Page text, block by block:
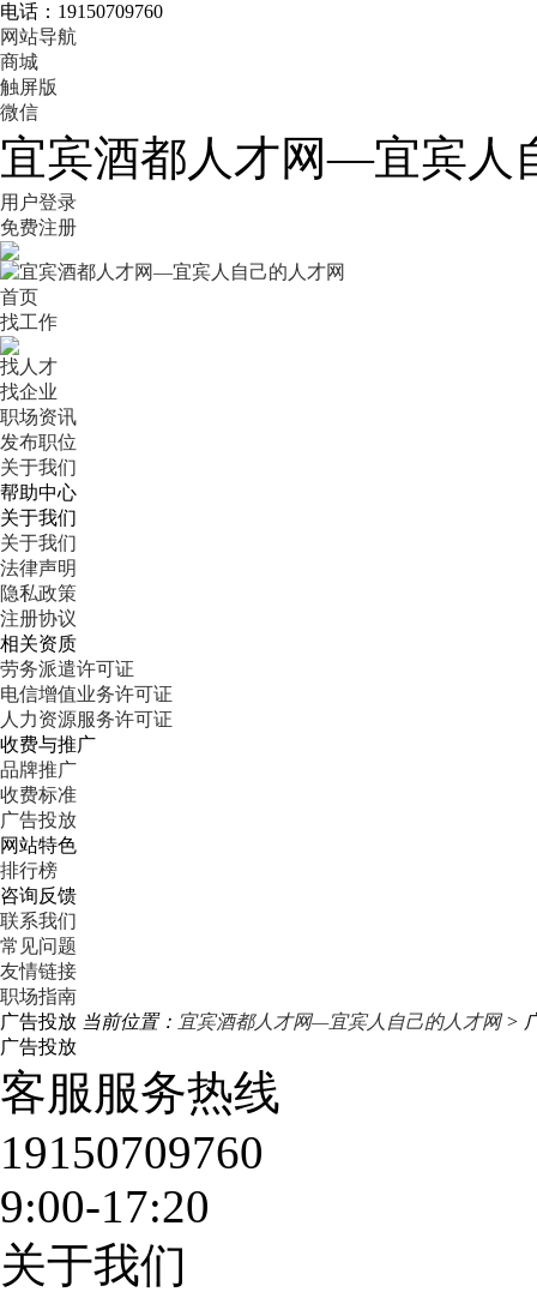
电话：19150709760
网站导航
商城
触屏版
微信
宜宾酒都人才网—宜宾人
用户登录
免费注册
首页
找工作
找人才
找企业
职场资讯
发布职位
关于我们
帮助中心
关于我们
关于我们
法律声明
隐私政策
注册协议
相关资质
劳务派遣许可证
电信增值业务许可证
人力资源服务许可证
收费与推广
品牌推广
收费标准
广告投放
网站特色
排行榜
咨询反馈
联系我们
常见问题
友情链接
职场指南
广告投放 当前位置： 宜宾酒都人才网—宜宾人自己的人才网>
广告投放
客服服务热线
19150709760
9:00-17:20
关于我们